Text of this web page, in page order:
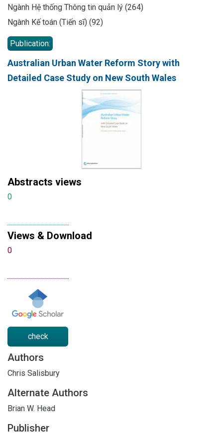
Ngành Hệ thống Thông tin quản lý (264)
Ngành Kế toán (Tiến sĩ) (92)
Publication:
Australian Urban Water Reform Story with
Detailed Case Study on New South Wales
Abstracts views
0
Views & Download
0
check
Authors
Chris Salisbury
Alternate Authors
Brian W. Head
Publisher